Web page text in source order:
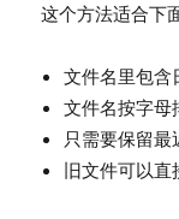
这个方法适合下
文件名里包含
文件名按字母
只需要保留最
旧文件可以直